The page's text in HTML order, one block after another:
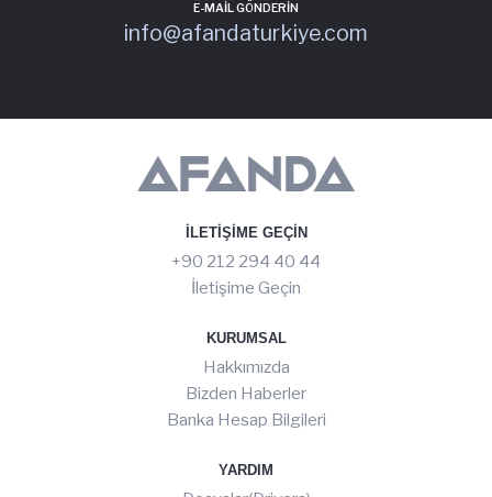
E-MAIL GÖNDERIN
info@afandaturkiye.com
İLETIŞIME GEÇIN
+90 212 294 40 44
İletişime Geçin
KURUMSAL
Hakkımızda
Bizden Haberler
Banka Hesap Bilgileri
YARDIM